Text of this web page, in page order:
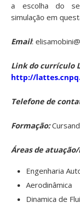
a escolha do
simulação em
Email:
Link do currículo
http://
Telefone de
Formação:
Áreas de
Engenharia
Aerodinâmica
Dinamica de